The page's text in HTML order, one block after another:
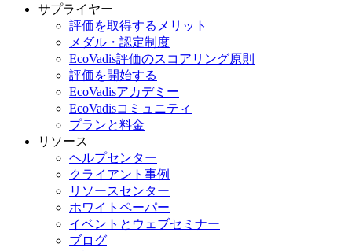
サプライヤー
評価を取得するメリット
メダル・認定制度
EcoVadis評価のスコアリング原則
評価を開始する
EcoVadisアカデミー
EcoVadisコミュニティ
プランと料金
リソース
ヘルプセンター
クライアント事例
リソースセンター
ホワイトペーパー
イベントとウェブセミナー
ブログ